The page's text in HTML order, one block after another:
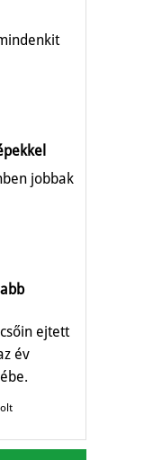
jobbak
ejtett
év